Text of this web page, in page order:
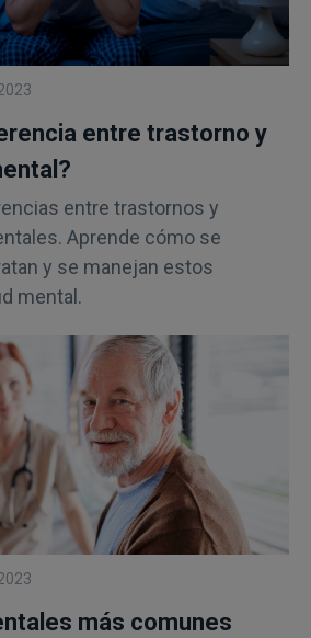
entre trastorno y
entre trastornos y
Aprende cómo se
y se manejan estos
mental.
más comunes